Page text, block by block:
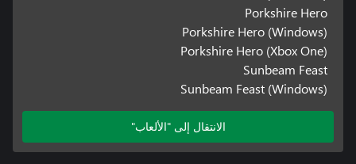
Porkshire Hero
Porkshire Hero (Windows)
Porkshire Hero (Xbox One)
Sunbeam Feast
Sunbeam Feast (Windows)
الانتقال إلى "الألعاب"